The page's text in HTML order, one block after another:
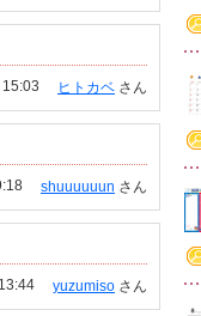
ヒトカベ さん
shuuuuuun さん
yuzumiso さん